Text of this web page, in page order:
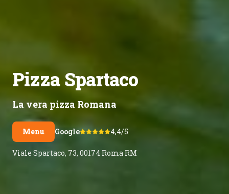
PizzaSpartaco
La vera pizza Romana
Menu Google 4,4/5
Viale Spartaco, 73, 00174 Roma RM